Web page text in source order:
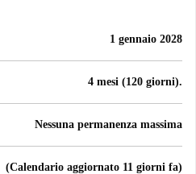
1 gennaio 2028
4 mesi (120 giorni).
Nessuna permanenza massima
(Calendario aggiornato 11 giorni fa)